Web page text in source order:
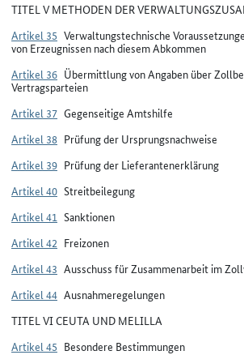
TITEL V METHODEN DER
Artikel 35 Verwaltungstechnische
von Erzeugnissen nach diesem Abkommen
Artikel 36 Übermittlung von Angaben über
Vertragsparteien
Artikel 37 Gegenseitige Amtshilfe
Artikel 38 Prüfung der Ursprungsnachweise
Artikel 39 Prüfung der Lieferantenerklärung
Artikel 40 Streitbeilegung
Artikel 41 Sanktionen
Artikel 42 Freizonen
Artikel 43 Ausschuss für Zusammenarbeit im
Artikel 44 Ausnahmeregelungen
TITEL VI CEUTA UND MELILLA
Artikel 45 Besondere Bestimmungen